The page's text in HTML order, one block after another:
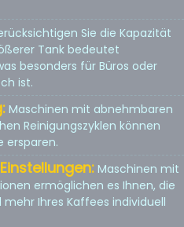
Sie die Kapazität
Tank bedeutet
besonders für Büros oder
ist.
Maschinen mit abnehmbaren
Reinigungszyklen können
ersparen.
Maschinen mit
ermöglichen es Ihnen, die
Ihres Kaffees individuell